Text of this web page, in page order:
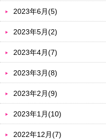
2023年6月(5)
2023年5月(2)
2023年4月(7)
2023年3月(8)
2023年2月(9)
2023年1月(10)
2022年12月(7)